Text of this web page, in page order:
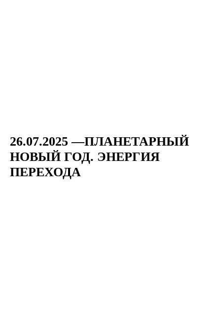
26.07.2025 —ПЛАНЕТАРНЫЙ
НОВЫЙ ГОД. ЭНЕРГИЯ
ПЕРЕХОДА